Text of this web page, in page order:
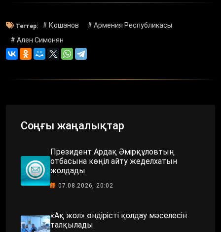
Тегтер: # Қошанов
# Армения Республикасы
# Ален Симонян
Соңғы жаңалықтар
Президент Ардақ Әмірқұловтың
отбасына көңіл айту жеделхатын
жолдады
07.08.2026, 20:02
«Ақ жол» өндірісті қолдау мәселесін
талқылады